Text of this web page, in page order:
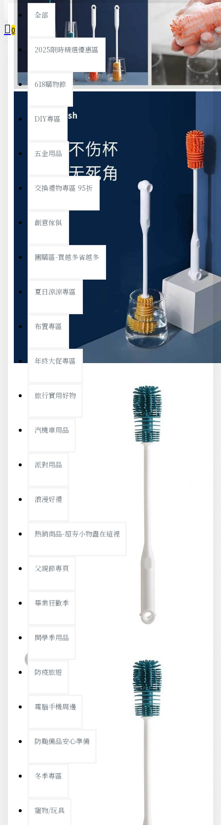
全部
2025限時精選優惠區
618購物節
DIY專區
五金用品
交換禮物專區 95折
創意傢俱
團購區-買越多省越多
夏日涼涼專區
布置專區
年終大促專區
旅行實用好物
汽機車用品
派對用品
浪漫好禮
熱銷商品-超夯小物盡在這裡
父親節專頁
畢業狂歡季
開學季用品
防疫旅遊
電腦手機周邊
防颱備品安心準備
冬季專區
寵物/玩具
0
您的購物車內沒有商品！